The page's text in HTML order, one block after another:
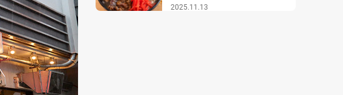
2025.11.13
店】